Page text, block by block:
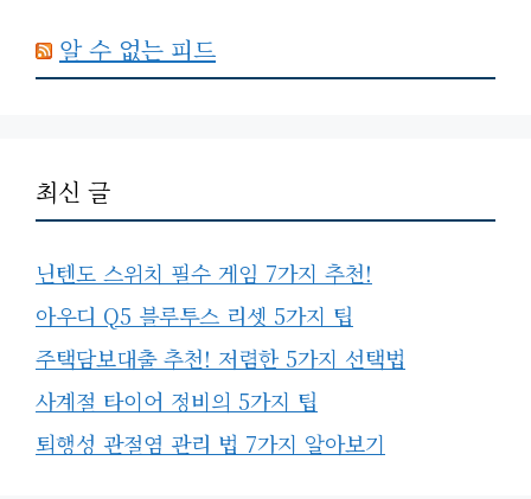
알 수 없는 피드
최신 글
닌텐도 스위치 필수 게임 7가지 추천!
아우디 Q5 블루투스 리셋 5가지 팁
주택담보대출 추천! 저렴한 5가지 선택법
사계절 타이어 정비의 5가지 팁
퇴행성 관절염 관리 법 7가지 알아보기